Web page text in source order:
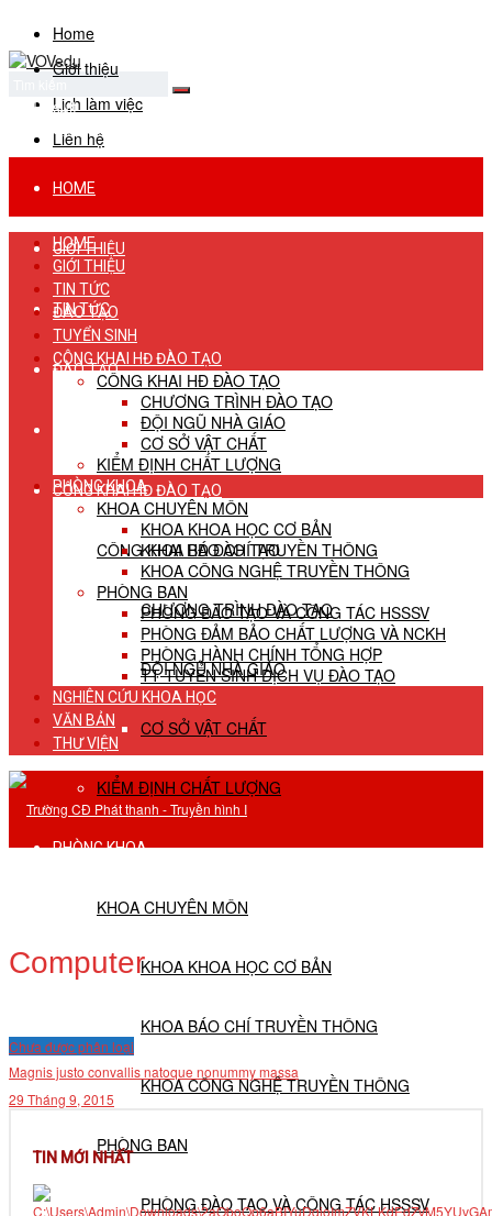
Home
Giới thiệu
Lịch làm việc
Liên hệ
No Result
View All Result
HOME
GIỚI THIỆU
TIN TỨC
ĐÀO TẠO
TUYỂN SINH
CÔNG KHAI HĐ ĐÀO TẠO
CÔNG KHAI HĐ ĐÀO TẠO
CHƯƠNG TRÌNH ĐÀO TẠO
ĐỘI NGŨ NHÀ GIÁO
CƠ SỞ VẬT CHẤT
KIỂM ĐỊNH CHẤT LƯỢNG
PHÒNG KHOA
KHOA CHUYÊN MÔN
KHOA KHOA HỌC CƠ BẢN
KHOA BÁO CHÍ TRUYỀN THÔNG
KHOA CÔNG NGHỆ TRUYỀN THÔNG
PHÒNG BAN
PHÒNG ĐÀO TẠO VÀ CÔNG TÁC HSSSV
HOME
GIỚI THIỆU
TIN TỨC
ĐÀO TẠO
TUYỂN SINH
CÔNG KHAI HĐ ĐÀO TẠO
CÔNG KHAI HĐ ĐÀO TẠO
CHƯƠNG TRÌNH ĐÀO TẠO
ĐỘI NGŨ NHÀ GIÁO
CƠ SỞ VẬT CHẤT
KIỂM ĐỊNH CHẤT LƯỢNG
PHÒNG KHOA
KHOA CHUYÊN MÔN
KHOA KHOA HỌC CƠ BẢN
KHOA BÁO CHÍ TRUYỀN THÔNG
KHOA CÔNG NGHỆ TRUYỀN THÔNG
PHÒNG BAN
PHÒNG ĐÀO TẠO VÀ CÔNG TÁC HSSSV
PHÒNG ĐẢM BẢO CHẤT LƯỢNG VÀ NCKH
PHÒNG HÀNH CHÍNH TỔNG HỢP
TT TUYỂN SINH DỊCH VỤ ĐÀO TẠO
NGHIÊN CỨU KHOA HỌC
VĂN BẢN
THƯ VIỆN
Computer
Chưa được phân loại
Magnis justo convallis natoque nonummy massa
29 Tháng 9, 2015
TIN MỚI NHẤT